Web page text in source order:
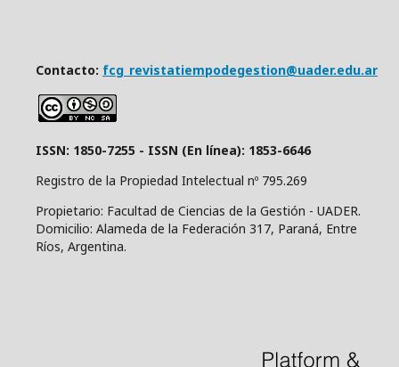
Contacto: fcg_revistatiempodegestion@uader.edu.ar
ISSN: 1850-7255 - ISSN (En línea): 1853-6646
Registro de la Propiedad Intelectual nº 795.269
Propietario: Facultad de Ciencias de la Gestión - UADER.
Domicilio: Alameda de la Federación 317, Paraná, Entre
Ríos, Argentina.